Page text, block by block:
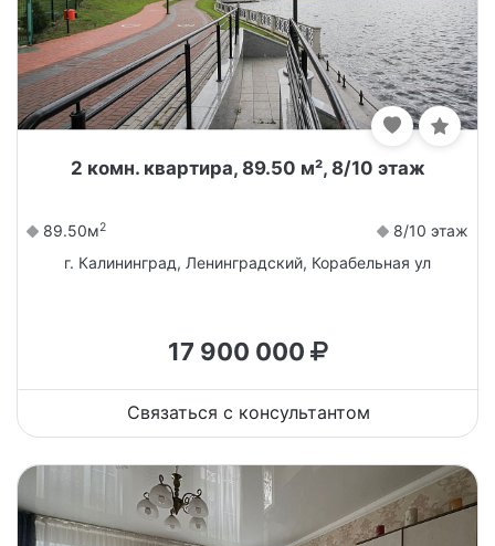
2 комн. квартира, 89.50 м², 8/10 этаж
89.50м2
8/10 этаж
г. Калининград, Ленинградский, Корабельная ул
17 900 000
Связаться с консультантом